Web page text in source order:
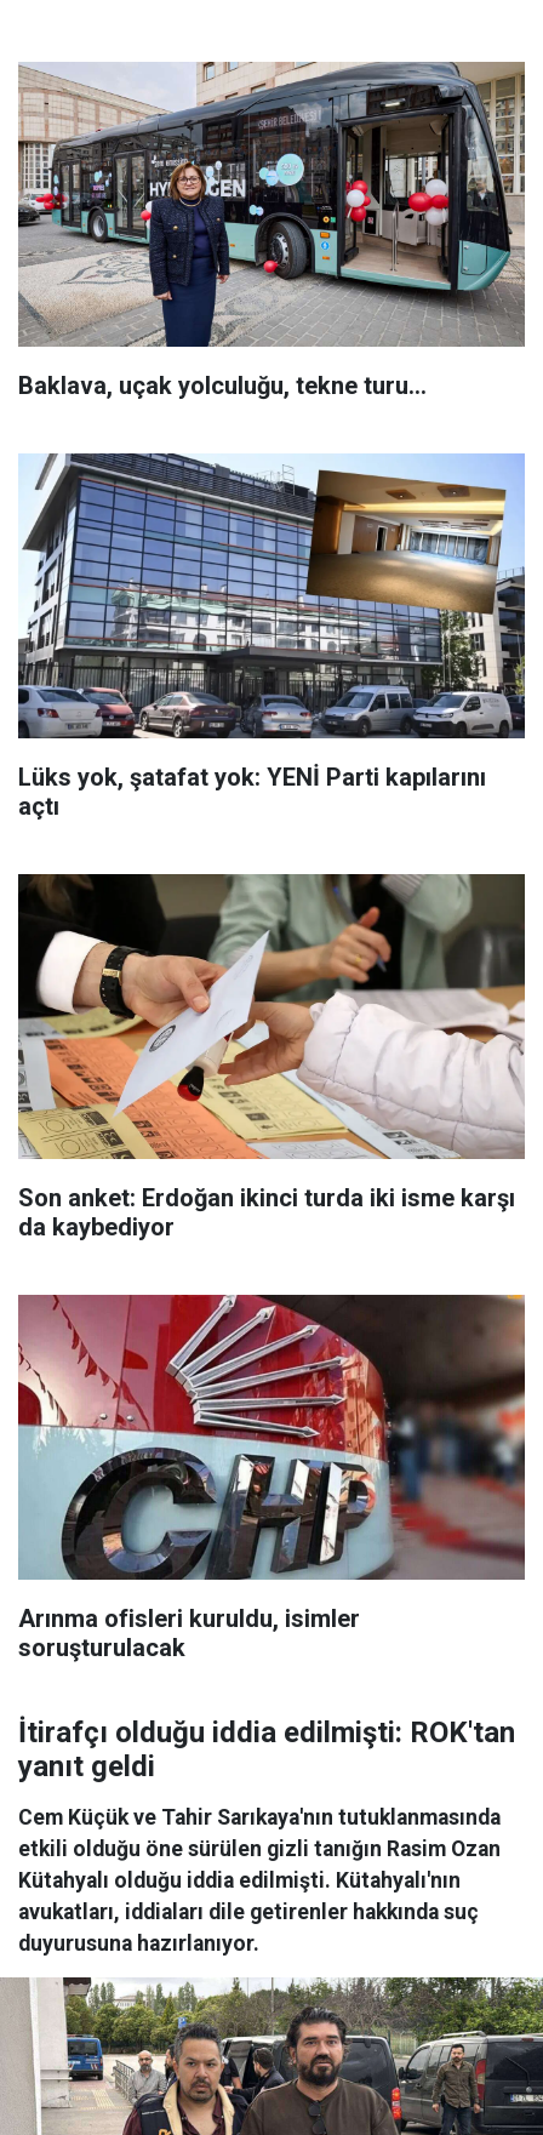
Baklava, uçak yolculuğu, tekne turu...
Lüks yok, şatafat yok: YENİ Parti kapılarını
açtı
Son anket: Erdoğan ikinci turda iki isme karşı
da kaybediyor
Arınma ofisleri kuruldu, isimler
soruşturulacak
İtirafçı olduğu iddia edilmişti: ROK'tan
yanıt geldi
Cem Küçük ve Tahir Sarıkaya'nın tutuklanmasında
etkili olduğu öne sürülen gizli tanığın Rasim Ozan
Kütahyalı olduğu iddia edilmişti. Kütahyalı'nın
avukatları, iddiaları dile getirenler hakkında suç
duyurusuna hazırlanıyor.